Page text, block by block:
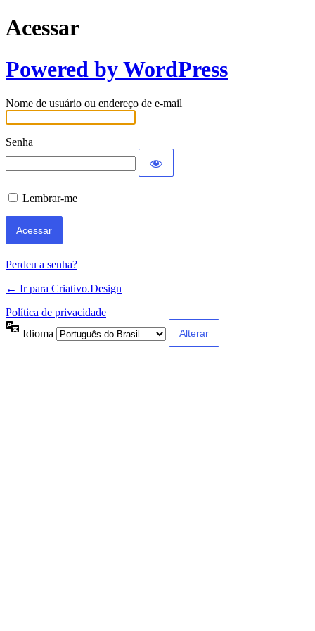
Acessar
Powered by WordPress
Nome de usuário ou endereço de e-mail
Senha
Lembrar-me
Perdeu a senha?
← Ir para Criativo.Design
Política de privacidade
Idioma